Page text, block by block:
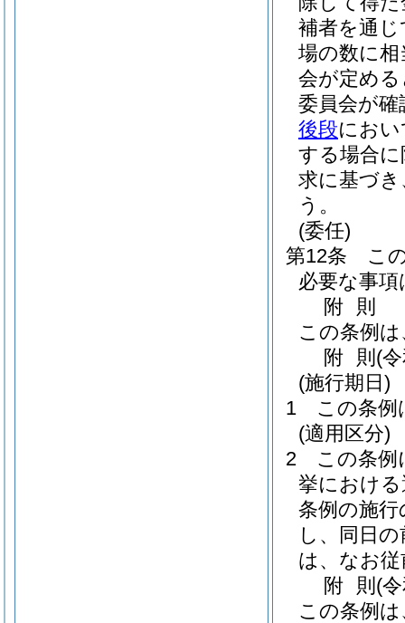
補者を通
場の数に
会が定め
委員会が
後段にお
する場合
求に基づ
う。
(委任)
第12条
こ
必要な事
附 則
この条例
附 則 (
(施行期日)
1
この条例
(適用区分)
2
この条例
挙におけ
条例の施
し、同日
は、なお
附 則 (
この条例